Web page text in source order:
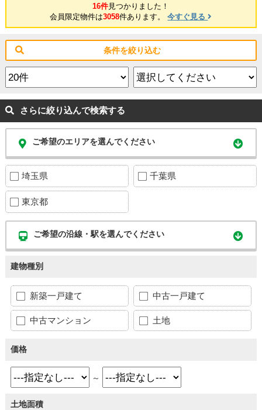
16件見つかりました！
会員限定物件は3058件あります。今すぐ見る
条件を絞り込む
さらに絞り込んで検索する
ご希望のエリアを選んでください
埼玉県 千葉県
東京都
ご希望の沿線・駅を選んでください
建物種別
新築一戸建て 中古一戸建て
中古マンション 土地
価格
～
土地面積